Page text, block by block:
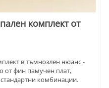
комплект от
в тъмнозлен нюанс -
от фин памучен плат,
комбинации.